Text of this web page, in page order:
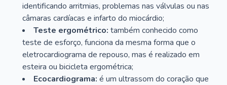
identificando arritmias, problemas nas válvulas ou nas
câmaras cardíacas e infarto do miocárdio;
Teste ergométrico: também conhecido como
teste de esforço, funciona da mesma forma que o
eletrocardiograma de repouso, mas é realizado em
esteira ou bicicleta ergométrica;
Ecocardiograma: é um ultrassom do coração que